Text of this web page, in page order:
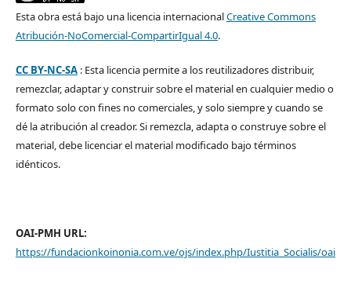
Esta obra está bajo una licencia internacionalCreative Commons
Atribución-NoComercial-CompartirIgual 4.0.
CC BY-NC-SA: Esta licencia permite a los reutilizadores distribuir,
remezclar, adaptar y construir sobre el material en cualquier medio o
formato solo con fines no comerciales, y solo siempre y cuando se
dé la atribución al creador. Si remezcla, adapta o construye sobre el
material, debe licenciar el material modificado bajo términos
idénticos.
OAI-PMH URL:
https://fundacionkoinonia.com.ve/ojs/index.php/Iustitia_Socialis/oai